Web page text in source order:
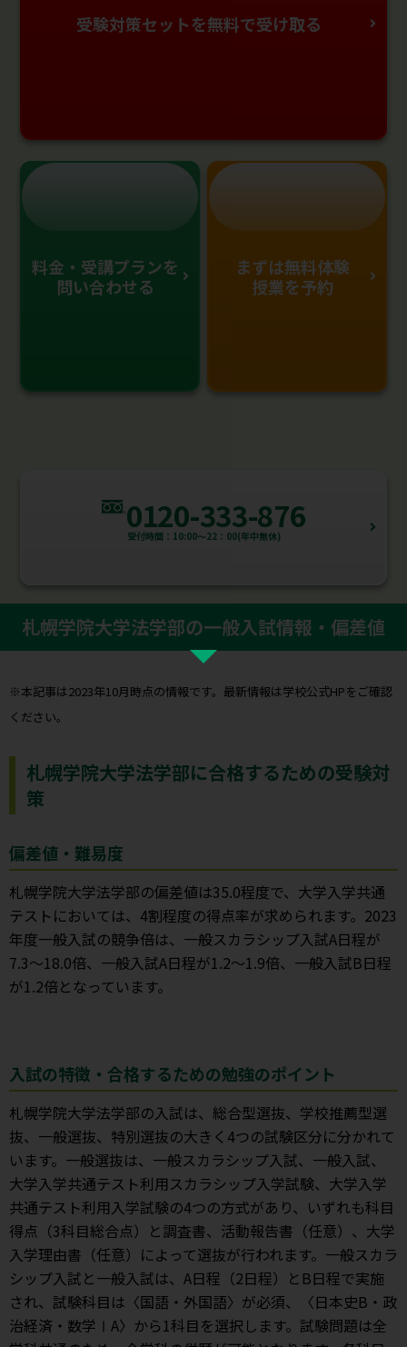
受験対策セットを無料で受け取る
料金・受講プランを
問い合わせる
まずは無料体験
授業を予約
0120-333-876
受付時間：10:00～22：00(年中無休)
札幌学院大学法学部の一般入試情報・偏差値
※本記事は2023年10月時点の情報です。最新情報は学校公式HPをご確認
ください。
札幌学院大学法学部に合格するための受験対
策
偏差値・難易度
札幌学院大学法学部の偏差値は35.0程度で、大学入学共通
テストにおいては、4割程度の得点率が求められます。2023
年度一般入試の競争倍は、一般スカラシップ入試A日程が
7.3～18.0倍、一般入試A日程が1.2～1.9倍、一般入試B日程
が1.2倍となっています。
入試の特徴・合格するための勉強のポイント
札幌学院大学法学部の入試は、総合型選抜、学校推薦型選
抜、一般選抜、特別選抜の大きく4つの試験区分に分かれて
います。一般選抜は、一般スカラシップ入試、一般入試、
大学入学共通テスト利用スカラシップ入学試験、大学入学
共通テスト利用入学試験の4つの方式があり、いずれも科目
得点（3科目総合点）と調査書、活動報告書（任意）、大学
入学理由書（任意）によって選抜が行われます。一般スカラ
シップ入試と一般入試は、A日程（2日程）とB日程で実施
され、試験科目は〈国語・外国語〉が必須、〈日本史B・政
治経済・数学ⅠA〉から1科目を選択します。試験問題は全